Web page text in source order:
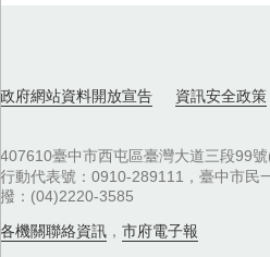
政府網站資料開放宣告 資訊安全政策
407610臺中市西屯區臺灣大道三段99
行動代表號：0910-289111，臺中市民
撥：(04)2220-3585
各機關聯絡資訊 ， 市府電子報